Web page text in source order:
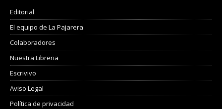
Editorial
El equipo de La Pajarera
Colaboradores
Nuestra Libreria
Escrivivo
Aviso Legal
Política de privacidad